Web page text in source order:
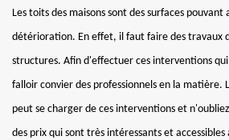
Les toits des maisons sont des surfaces
détérioration. En effet, il faut faire des travaux
structures. Afin d'effectuer ces interventions
falloir convier des professionnels en la matière.
peut se charger de ces interventions et
des prix qui sont très intéressants et